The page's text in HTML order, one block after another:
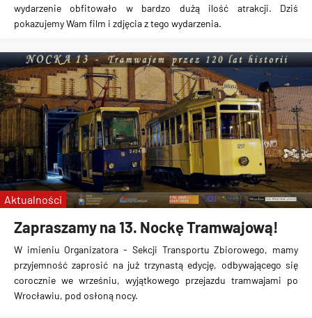
wydarzenie obfitowało w bardzo dużą ilość atrakcji. Dziś
pokazujemy Wam film i zdjęcia z tego wydarzenia.
Zapraszamy na 13. Nockę Tramwajową!
W imieniu Organizatora - Sekcji Transportu Zbiorowego, mamy
przyjemność zaprosić na już trzynastą edycję, odbywającego się
corocznie we wrześniu, wyjątkowego przejazdu tramwajami po
Wrocławiu, pod osłoną nocy.
Aktualności